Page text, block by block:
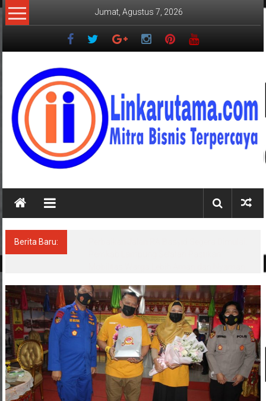
Lompat
ke
Jumat, Agustus 7, 2026
LINKARUTAMA.COM
Mitra
Terpercaya
Berita Baru: